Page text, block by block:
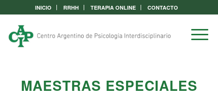
INICIO RRHH TERAPIA ONLINE CONTACTO
MAESTRAS ESPECIALES